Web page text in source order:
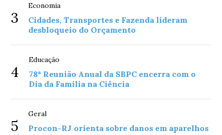
3
Economia
Cidades, Transportes e Fazenda lideram
desbloqueio do Orçamento
4
Educação
78ª Reunião Anual da SBPC encerra com o
Dia da Família na Ciência
5
Geral
Procon-RJ orienta sobre danos em aparelhos